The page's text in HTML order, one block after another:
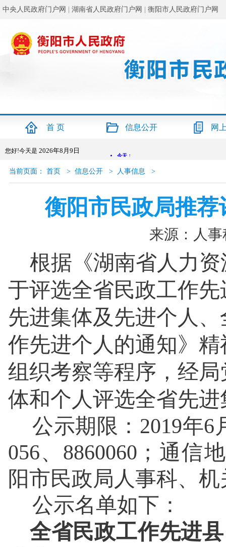
中央人民政府门户网 湖南省人民政府门户网 衡阳市人民政府门户网
首 页 信息公开 网
您好!今天是 2026年8月9日
当前页面： 首页 > 信息公开 > 人事信息 >
衡阳市民政局推
来源：人事
根据《湖南省人力
于评选全省民政工作
先进集体及先进个人
作先进个人的通知》 精
组织考察等程序，经局
体和个人评选全省先
公示期限： 2019年6
056、8860060；通信
阳市民政局人事科、 机
公示名单如下：
全省民政工作先进